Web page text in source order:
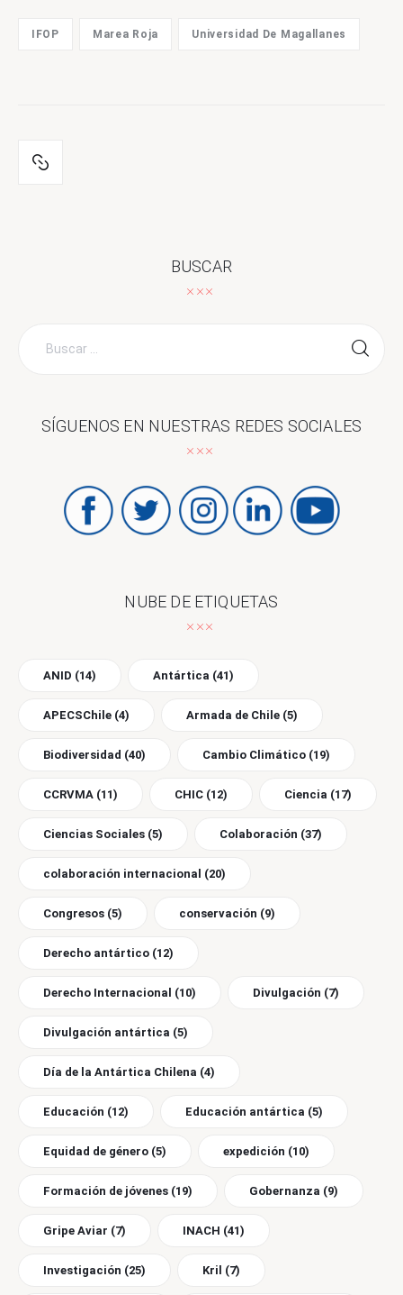
IFOP Marea Roja Universidad De Magallanes
BUSCAR
SÍGUENOS EN NUESTRAS REDES SOCIALES
NUBE DE ETIQUETAS
ANID (14) Antártica (41)
APECSChile (4) Armada de Chile (5)
Biodiversidad (40) Cambio Climático (19)
CCRVMA (11) CHIC (12) Ciencia (17)
Ciencias Sociales (5) Colaboración (37)
colaboración internacional (20)
Congresos (5) conservación (9)
Derecho antártico (12)
Derecho Internacional (10) Divulgación (7)
Divulgación antártica (5)
Día de la Antártica Chilena (4)
Educación (12) Educación antártica (5)
Equidad de género (5) expedición (10)
Formación de jóvenes (19) Gobernanza (9)
Gripe Aviar (7) INACH (41)
Investigación (25) Kril (7)